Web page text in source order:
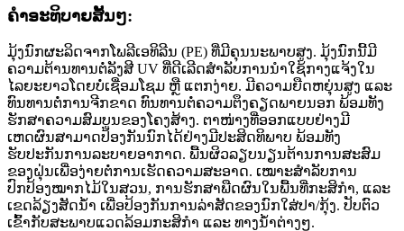
ຄໍາອະທິບາຍສັ້ນໆ:
ມຸ້ງນົກຜະລິດຈາກໂພລີເອທິລີນ (PE) ທີ່ມີຄຸນນະພາບສູງ. ມຸ້ງນົກນີ້ມີ
ຄວາມຕ້ານທານຕໍ່ລັງສີ UV ທີ່ດີເລີດສຳລັບການນຳໃຊ້ກາງແຈ້ງໃນ
ໄລຍະຍາວໂດຍບໍ່ເຊື່ອມໂຊມ ຫຼື ແຕກງ່າຍ. ມີຄວາມຍືດຫຍຸ່ນສູງ ແລະ
ທົນທານຕໍ່ການຈີກຂາດ ທົນທານຕໍ່ຄວາມຕຶງຄຽດພາຍນອກ ພ້ອມທັງ
ຮັກສາຄວາມສົມບູນຂອງໂຄງສ້າງ. ຕາໜ່າງທີ່ອອກແບບຢ່າງມີ
ເຫດຜົນສາມາດປ້ອງກັນນົກໄດ້ຢ່າງມີປະສິດທິພາບ ພ້ອມທັງ
ຮັບປະກັນການລະບາຍອາກາດ. ພື້ນຜິວລຽບນຽນຕ້ານການສະສົມ
ຂອງຝຸ່ນເພື່ອງ່າຍຕໍ່ການເຮັດຄວາມສະອາດ. ເໝາະສຳລັບການ
ປົກປ້ອງໝາກໄມ້ໃນສວນ, ການຮັກສາພືດຜົນໃນພື້ນທີ່ກະສິກຳ, ແລະ
ເຂດລ້ຽງສັດນ້ຳ ເພື່ອປ້ອງກັນການລ່າສັດຂອງນົກໃສ່ປາ/ກຸ້ງ. ປັບຕົວ
ເຂົ້າກັບສະພາບແວດລ້ອມກະສິກຳ ແລະ ທາງນ້ຳຕ່າງໆ.